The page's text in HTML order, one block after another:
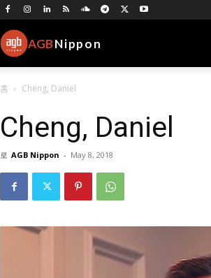
AGBNippon
홈 Cheng, Daniel
Cheng, Daniel
로 AGB Nippon - May 8, 2018